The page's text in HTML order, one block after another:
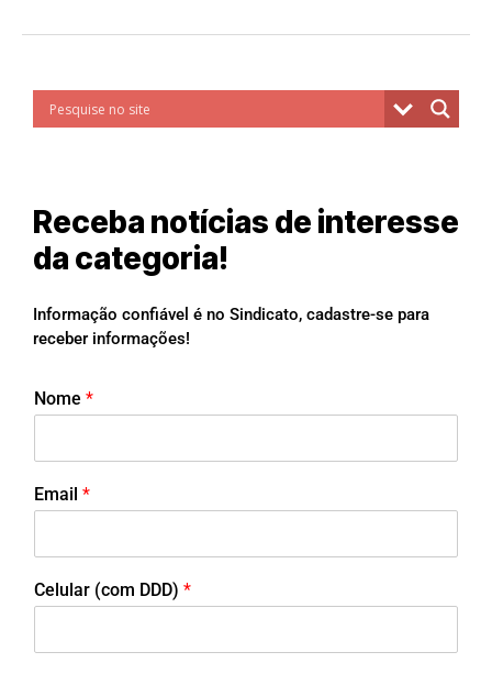
Receba notícias de interesse
da categoria!
Informação confiável é no Sindicato, cadastre-se para
receber informações!
Nome *
Email *
Celular (com DDD) *